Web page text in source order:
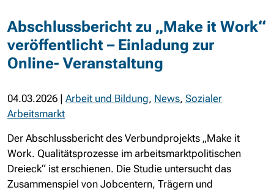
Abschlussbericht zu „Make it Work“
veröffentlicht – Einladung zur
Online- Veranstaltung
04.03.2026 | Arbeit und Bildung, News, Sozialer
Arbeitsmarkt
Der Abschlussbericht des Verbundprojekts „Make it
Work. Qualitätsprozesse im arbeitsmarktpolitischen
Dreieck“ ist erschienen. Die Studie untersucht das
Zusammenspiel von Jobcentern, Trägern und